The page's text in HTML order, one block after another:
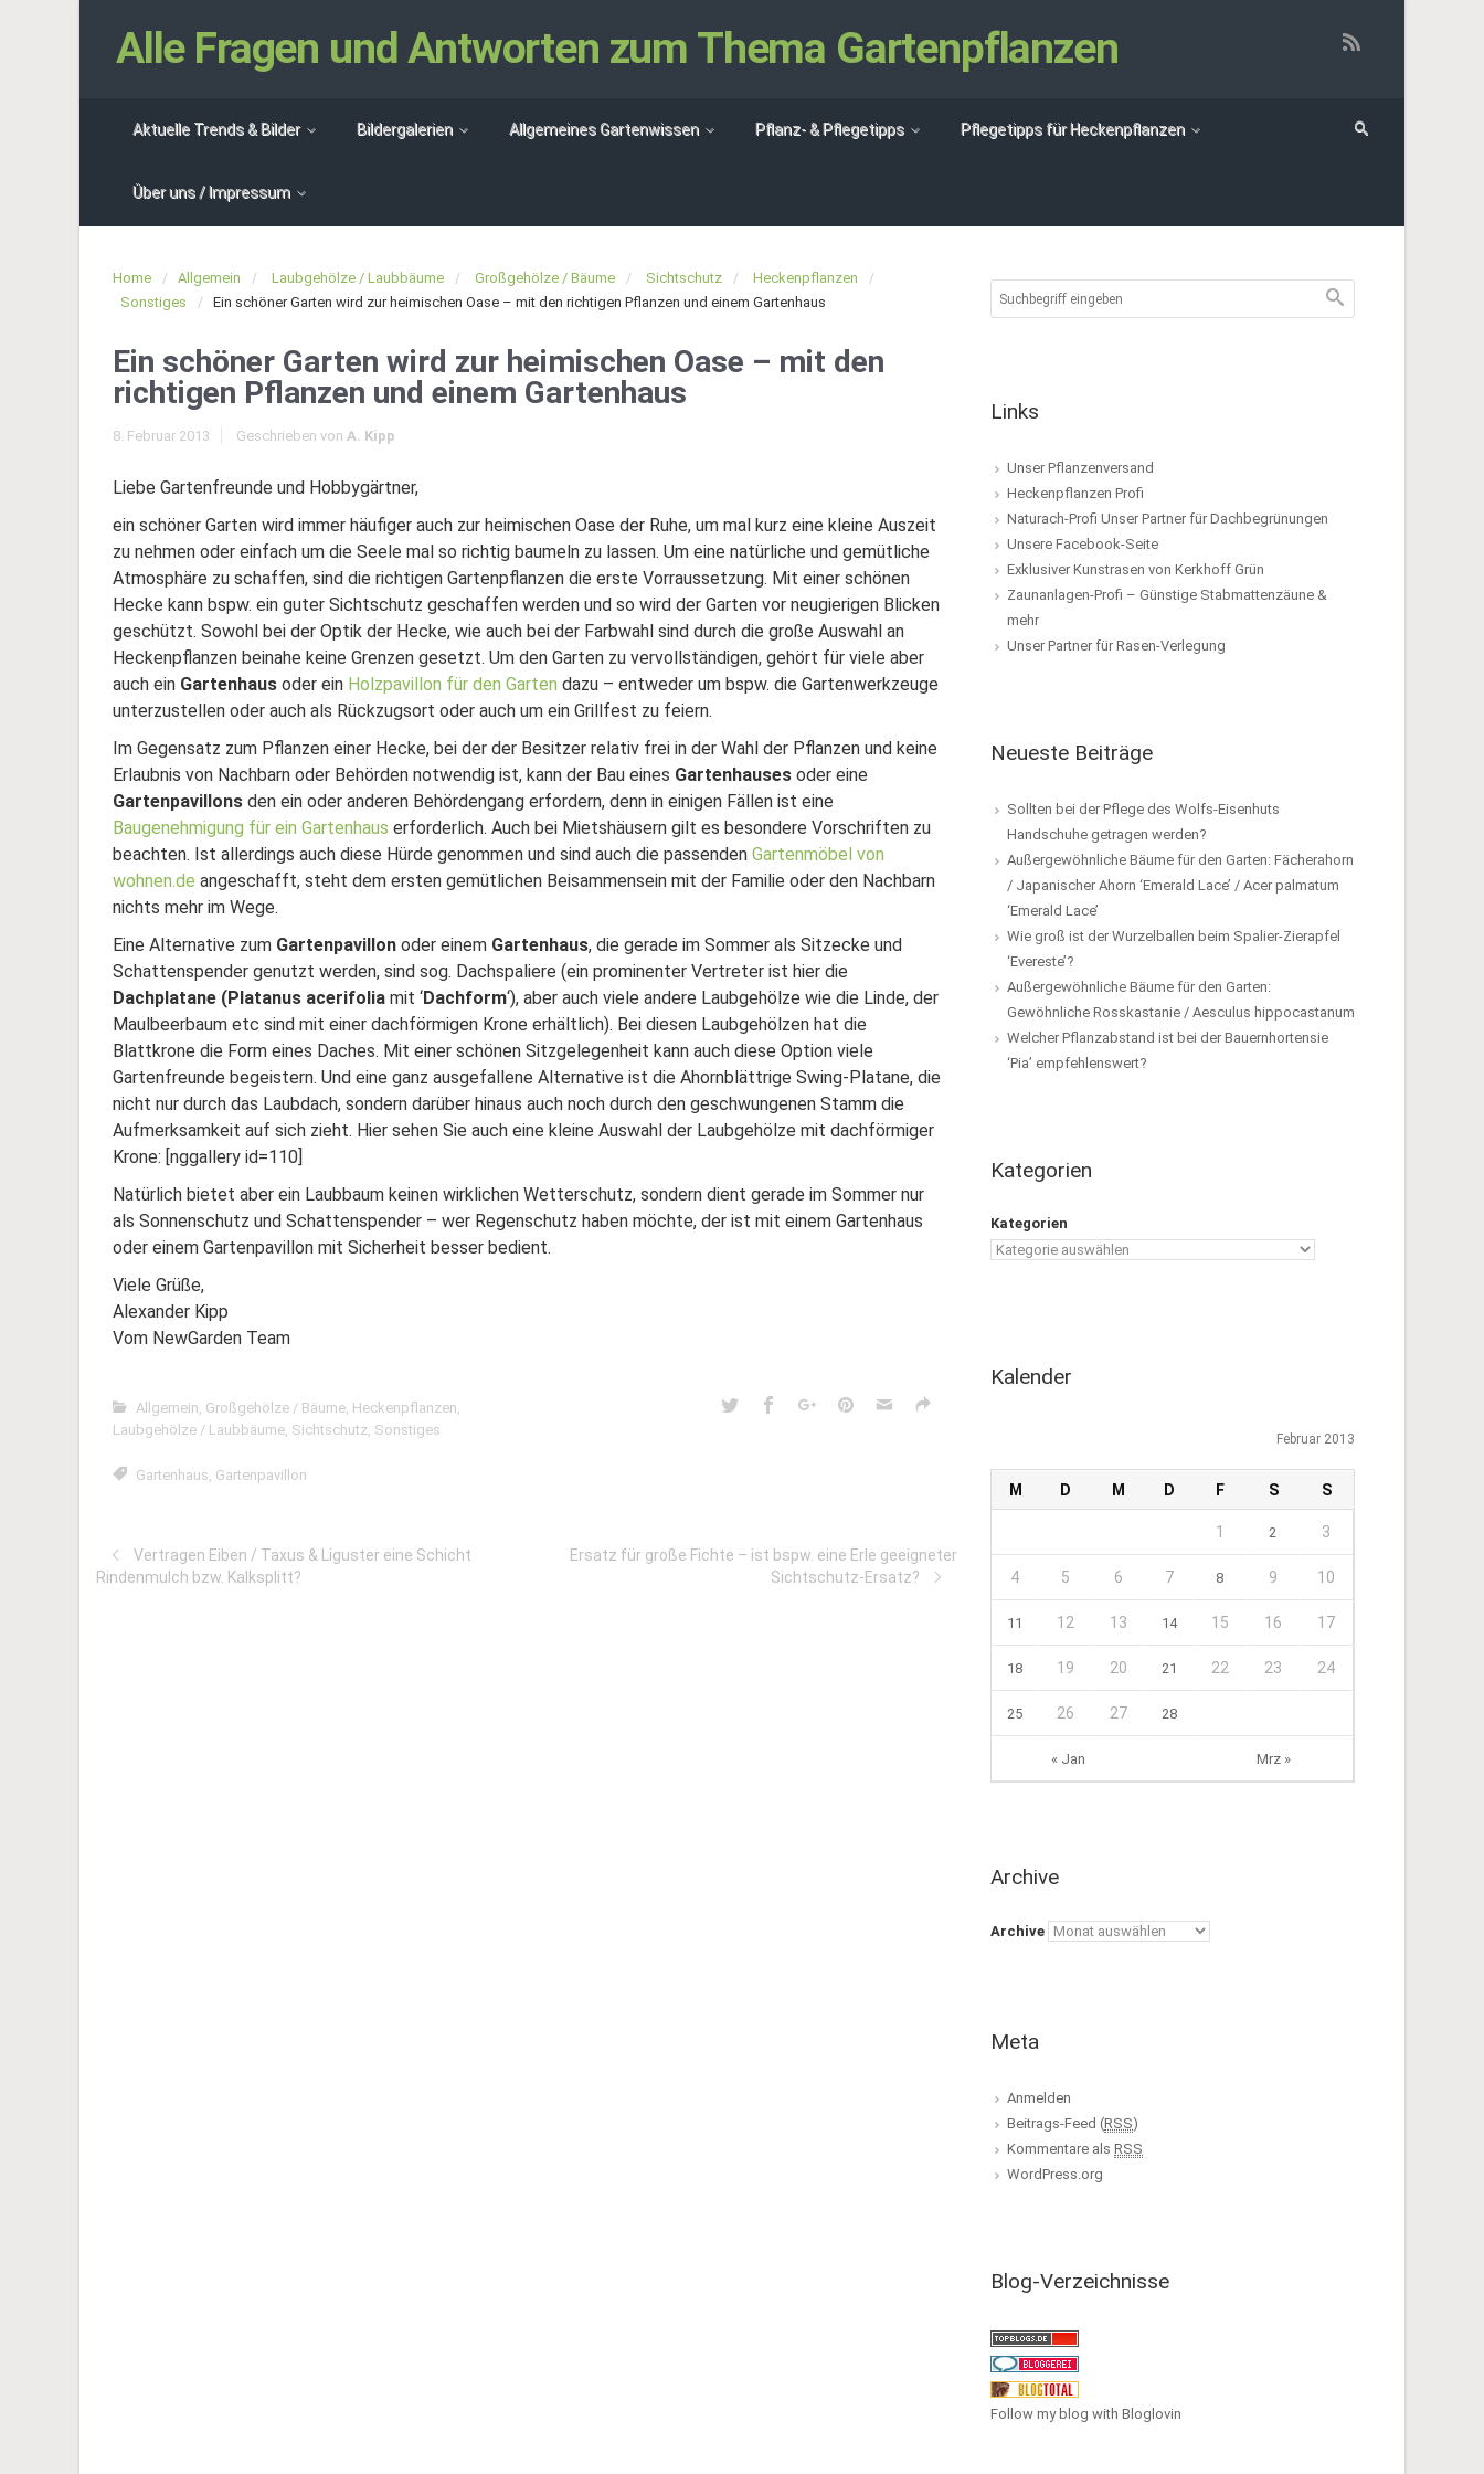
Alle Fragen und Antworten zum Thema Gartenpflanzen
Aktuelle Trends & Bilder Bildergalerien Allgemeines Gartenwissen Pflanz- & Pflegetipps Pflegetipps für Heckenpflanzen
Über uns / Impressum
Home Allgemein Laubgehölze / Laubbäume Großgehölze / Bäume Sichtschutz
Heckenpflanzen
Sonstiges
Ein schöner Garten wird zur heimischen Oase – mit den richtigen Pflanzen und einem Gartenhaus
Ein schöner Garten wird zur heimischen Oase – mit den
richtigen Pflanzen und einem Gartenhaus
8. Februar 2013 Geschrieben von A. Kipp
Liebe Gartenfreunde und Hobbygärtner,
ein schöner Garten wird immer häufiger auch zur heimischen Oase der Ruhe, um mal kurz eine kleine Auszeit
zu nehmen oder einfach um die Seele mal so richtig baumeln zu lassen. Um eine natürliche und gemütliche
Atmosphäre zu schaffen, sind die richtigen Gartenpflanzen die erste Vorraussetzung. Mit einer schönen
Hecke kann bspw. ein guter Sichtschutz geschaffen werden und so wird der Garten vor neugierigen Blicken
geschützt. Sowohl bei der Optik der Hecke, wie auch bei der Farbwahl sind durch die große Auswahl an
Heckenpflanzen beinahe keine Grenzen gesetzt. Um den Garten zu vervollständigen, gehört für viele aber
auch ein Gartenhaus oder ein Holzpavillon für den Garten dazu – entweder um bspw. die Gartenwerkzeuge
unterzustellen oder auch als Rückzugsort oder auch um ein Grillfest zu feiern.
Im Gegensatz zum Pflanzen einer Hecke, bei der der Besitzer relativ frei in der Wahl der Pflanzen und keine
Erlaubnis von Nachbarn oder Behörden notwendig ist, kann der Bau eines Gartenhauses oder eine
Gartenpavillons den ein oder anderen Behördengang erfordern, denn in einigen Fällen ist eine
Baugenehmigung für ein Gartenhaus erforderlich. Auch bei Mietshäusern gilt es besondere Vorschriften zu
beachten. Ist allerdings auch diese Hürde genommen und sind auch die passenden Gartenmöbel von
wohnen.de angeschafft, steht dem ersten gemütlichen Beisammensein mit der Familie oder den Nachbarn
nichts mehr im Wege.
Eine Alternative zum Gartenpavillon oder einem Gartenhaus, die gerade im Sommer als Sitzecke und
Schattenspender genutzt werden, sind sog. Dachspaliere (ein prominenter Vertreter ist hier die
Dachplatane (Platanus acerifolia mit ‘Dachform‘), aber auch viele andere Laubgehölze wie die Linde, der
Maulbeerbaum etc sind mit einer dachförmigen Krone erhältlich). Bei diesen Laubgehölzen hat die
Blattkrone die Form eines Daches. Mit einer schönen Sitzgelegenheit kann auch diese Option viele
Gartenfreunde begeistern. Und eine ganz ausgefallene Alternative ist die Ahornblättrige Swing-Platane, die
nicht nur durch das Laubdach, sondern darüber hinaus auch noch durch den geschwungenen Stamm die
Aufmerksamkeit auf sich zieht. Hier sehen Sie auch eine kleine Auswahl der Laubgehölze mit dachförmiger
Krone: [nggallery id=110]
Natürlich bietet aber ein Laubbaum keinen wirklichen Wetterschutz, sondern dient gerade im Sommer nur
als Sonnenschutz und Schattenspender – wer Regenschutz haben möchte, der ist mit einem Gartenhaus
oder einem Gartenpavillon mit Sicherheit besser bedient.
Viele Grüße,
Alexander Kipp
Vom NewGarden Team
Allgemein, Großgehölze / Bäume, Heckenpflanzen,
Laubgehölze / Laubbäume, Sichtschutz, Sonstiges
Gartenhaus, Gartenpavillon
Vertragen Eiben / Taxus & Liguster eine Schicht
Rindenmulch bzw. Kalksplitt?
Ersatz für große Fichte – ist bspw. eine Erle geeigneter
Sichtschutz-Ersatz?
Links
Unser Pflanzenversand
Heckenpflanzen Profi
Naturach-Profi Unser Partner für Dachbegrünungen
Unsere Facebook-Seite
Exklusiver Kunstrasen von Kerkhoff Grün
Zaunanlagen-Profi – Günstige Stabmattenzäune &
mehr
Unser Partner für Rasen-Verlegung
Neueste Beiträge
Sollten bei der Pflege des Wolfs-Eisenhuts
Handschuhe getragen werden?
Außergewöhnliche Bäume für den Garten: Fächerahorn
/ Japanischer Ahorn ‘Emerald Lace’ / Acer palmatum
‘Emerald Lace’
Wie groß ist der Wurzelballen beim Spalier-Zierapfel
‘Evereste’?
Außergewöhnliche Bäume für den Garten:
Gewöhnliche Rosskastanie / Aesculus hippocastanum
Welcher Pflanzabstand ist bei der Bauernhortensie
‘Pia’ empfehlenswert?
Kategorien
Kategorien
Kalender
Februar 2013
M D M D F S S
« Jan Mrz »
1 2 3
4 5 6 7 8 9 10
11 12 13 14 15 16 17
18 19 20 21 22 23 24
25 26 27 28
Archive
Archive
Meta
Anmelden
Beitrags-Feed (RSS)
Kommentare als RSS
WordPress.org
Blog-Verzeichnisse
Follow my blog with Bloglovin